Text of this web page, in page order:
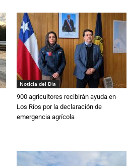
Noticia del Día
900 agricultores recibirán ayuda en
Los Ríos por la declaración de
emergencia agrícola